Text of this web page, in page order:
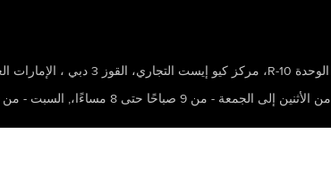
الوحدة R-10، مركز كيو إيست التجاري، القوز 3 دبي ، الإمارات العربية المتحدة 502626
من الأثنين إلى الجمعة - من 9 صباحًا حتى 8 مساءًا، , السبت - من 10 صباحًا حتى 8 مساءًا،